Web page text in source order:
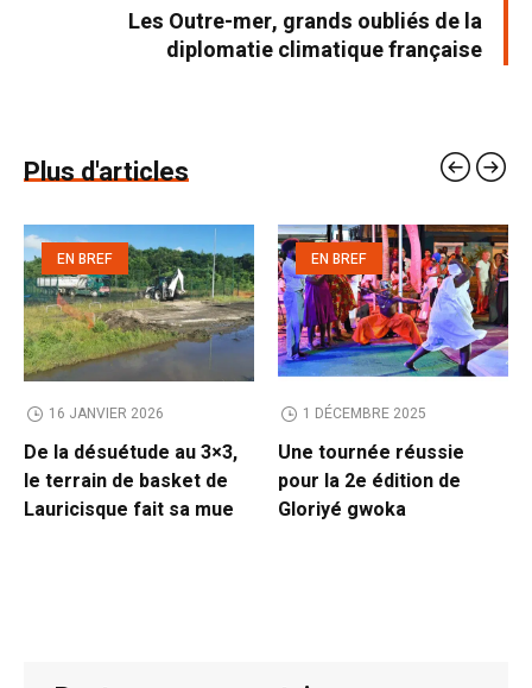
Les Outre-mer, grands oubliés de la
diplomatie climatique française
Plus d'articles
EN BREF
16 JANVIER 2026
De la désuétude au 3×3,
le terrain de basket de
Lauricisque fait sa mue
EN BREF
1 DÉCEMBRE 2025
Une tournée réussie
pour la 2e édition de
Gloriyé gwoka